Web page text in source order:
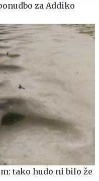
za Addiko
tako hudo ni bilo že